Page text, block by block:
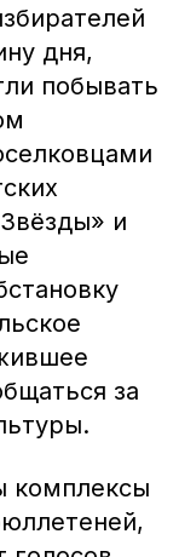
дня,
побывать
и
за
комплексы